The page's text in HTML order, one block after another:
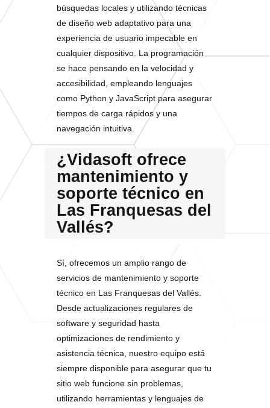
búsquedas locales y utilizando técnicas
de diseño web adaptativo para una
experiencia de usuario impecable en
cualquier dispositivo. La programación
se hace pensando en la velocidad y
accesibilidad, empleando lenguajes
como Python y JavaScript para asegurar
tiempos de carga rápidos y una
navegación intuitiva.
¿Vidasoft ofrece
mantenimiento y
soporte técnico en
Las Franquesas del
Vallés?
Sí, ofrecemos un amplio rango de
servicios de mantenimiento y soporte
técnico en Las Franquesas del Vallés.
Desde actualizaciones regulares de
software y seguridad hasta
optimizaciones de rendimiento y
asistencia técnica, nuestro equipo está
siempre disponible para asegurar que tu
sitio web funcione sin problemas,
utilizando herramientas y lenguajes de